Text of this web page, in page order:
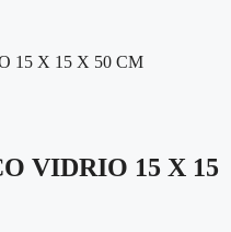
VIDRIO 15 X 15